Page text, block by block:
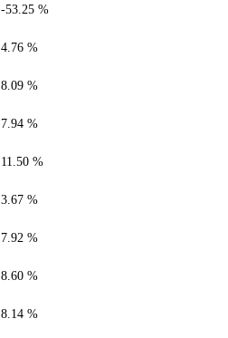
-53.25 %
4.76 %
8.09 %
7.94 %
11.50 %
3.67 %
7.92 %
8.60 %
8.14 %